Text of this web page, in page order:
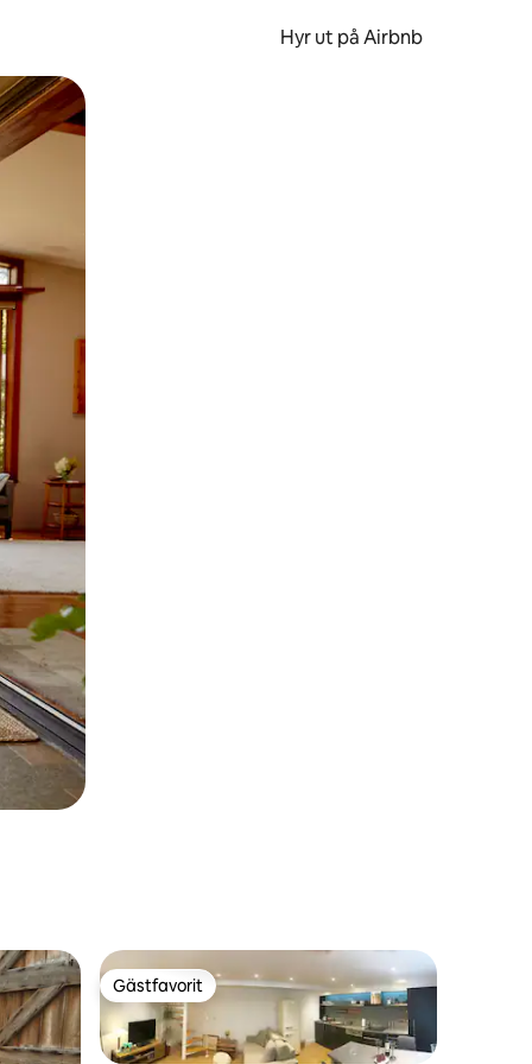
Hyr ut på Airbnb
Gästfavorit
Gästfavorit